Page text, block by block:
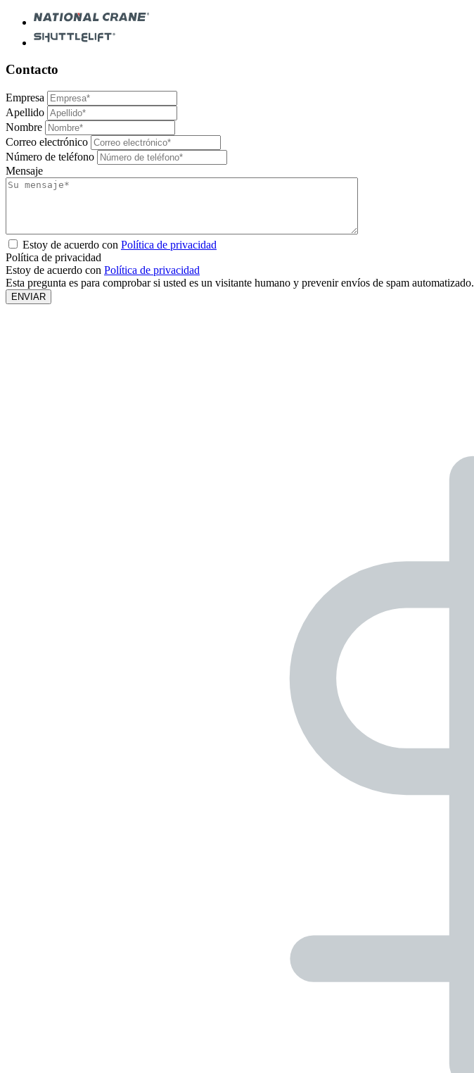
Contacto
Empresa
Apellido
Nombre
Correo electrónico
Número de teléfono
Mensaje
Estoy de acuerdo con Política de privacidad
Política de privacidad
Estoy de acuerdo con Política de privacidad
Esta pregunta es para comprobar si usted es un visitante humano y prevenir envíos de spam automatizado.